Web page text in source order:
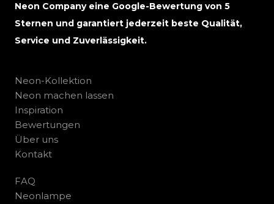
Neon Company eine Google-Bewertung von 5
Sternen und garantiert jederzeit beste Qualität,
Service und Zuverlässigkeit.
Neon-Kollektion
Neon machen lassen
Inspiration
Bewertungen
Über uns
Kontakt
FAQ
Neonlampe